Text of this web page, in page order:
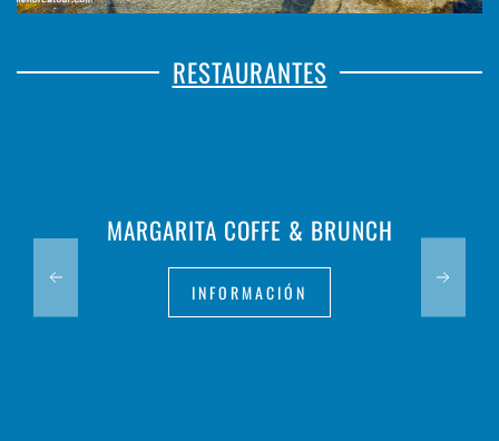
RESTAURANTES
MARGARITA COFFE & BRUNCH
INFORMACIÓN